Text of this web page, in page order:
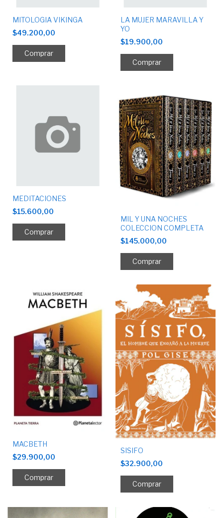
MITOLOGIA VIKINGA
$49.200,00
LA MUJER MARAVILLA Y
YO
$19.900,00
MEDITACIONES
$15.600,00
MIL Y UNA NOCHES
COLECCION COMPLETA
$145.000,00
MACBETH
$29.900,00
SISIFO
$32.900,00